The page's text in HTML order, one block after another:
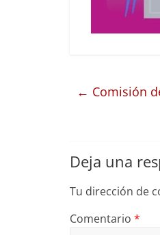
← Comisión
Deja una
Tu dirección de
Comentario *